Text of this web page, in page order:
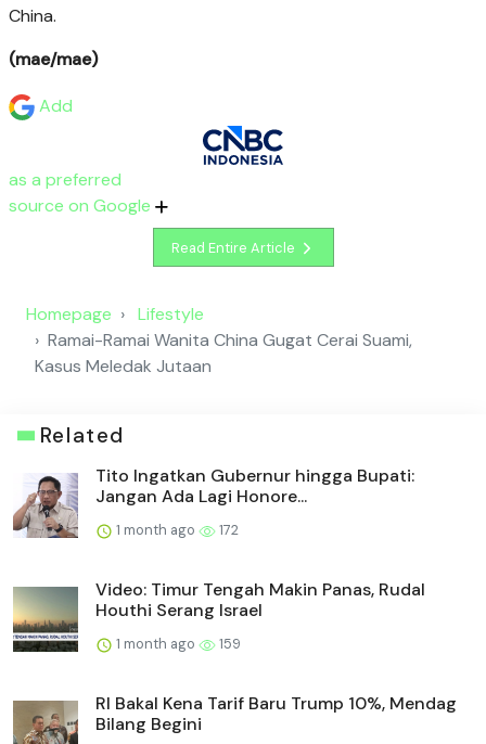
China.
(mae/mae)
Add
as a preferred
source on Google
Read Entire Article
Homepage
Lifestyle
Ramai-Ramai Wanita China Gugat Cerai Suami,
Kasus Meledak Jutaan
Related
Tito Ingatkan Gubernur hingga Bupati:
Jangan Ada Lagi Honore...
1 month ago 172
Video: Timur Tengah Makin Panas, Rudal
Houthi Serang Israel
1 month ago 159
RI Bakal Kena Tarif Baru Trump 10%, Mendag
Bilang Begini